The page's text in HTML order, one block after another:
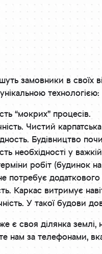
замовники в своїх
технологією:
“мокрих” процесів.
Чистий
Будівництво
необхідності у
робіт (будинок
потребує додаткового
Каркас витримує
У такої будови
є своя ділянка землі,
нам за телефонами,